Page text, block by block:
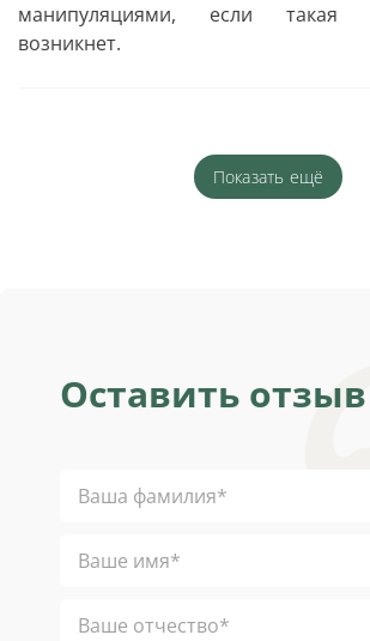
манипуляциями, если такая
возникнет.
Показать ещё
Оставить отзыв